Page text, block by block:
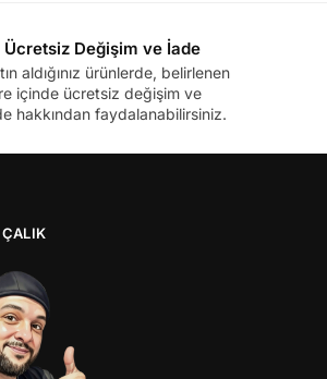
Ücretsiz Değişim ve İade
aldığınız ürünlerde, belirlenen
içinde ücretsiz değişim ve
hakkından faydalanabilirsiniz.